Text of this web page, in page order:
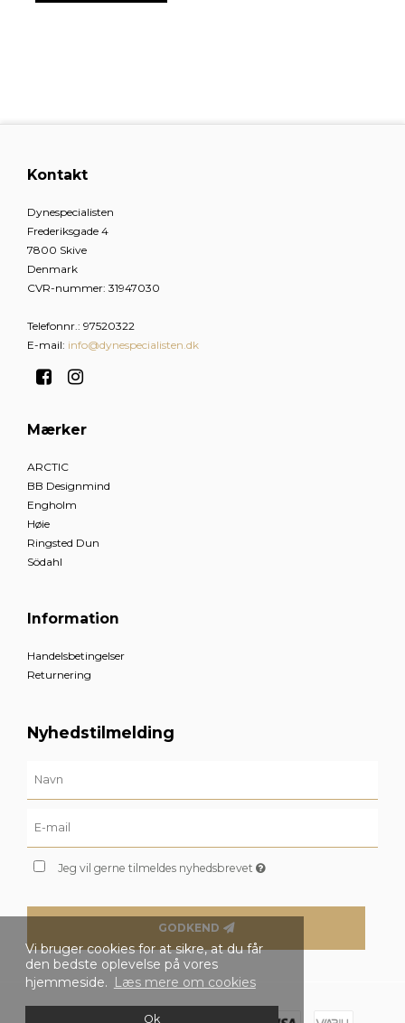
Vi bruger cookies for at sikre, at du får
den bedste oplevelse på vores
hjemmeside. Læs mere om cookies
Ok
Kontakt
Dynespecialisten
Frederiksgade 4
7800 Skive
Denmark
CVR-nummer: 31947030
Telefonnr.: 97520322
E-mail: info@dynespecialisten.dk
Mærker
ARCTIC
BB Designmind
Engholm
Høie
Ringsted Dun
Södahl
Information
Handelsbetingelser
Returnering
Nyhedstilmelding
Jeg vil gerne tilmeldes nyhedsbrevet
GODKEND